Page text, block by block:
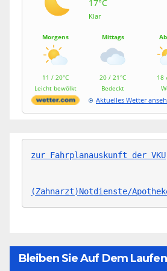
17°C
Klar
Morgens
11 / 20°C
Leicht bewölkt
Mittags
20 / 21°C
Bedeckt
18
Aktuelles Wetter
zur Fahrplanauskunft der VKU
(Zahnarzt)Notdienste/
Bleiben Sie Auf Dem